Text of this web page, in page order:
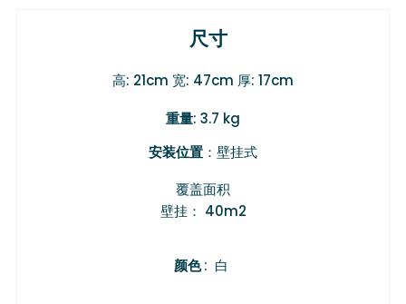
尺寸
高: 21cm 宽: 47cm 厚: 17cm
重量: 3.7 kg
安装位置 ：壁挂式
覆盖面积
壁挂： 40m2
颜色: 白